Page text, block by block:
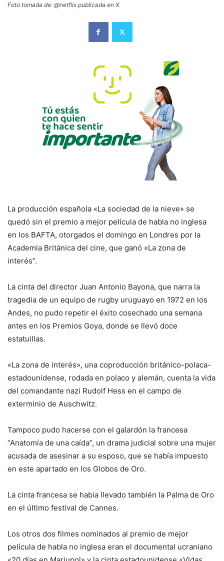
Foto tomada de: @netflix publicada en X
La producción española «La sociedad de la nieve» se
quedó sin el premio a mejor película de habla no inglesa
en los BAFTA, otorgados el domingo en Londres por la
Academia Británica del cine, que ganó «La zona de
interés”.
La cinta del director Juan Antonio Bayona, que narra la
tragedia de un equipo de rugby uruguayo en 1972 en los
Andes, no pudo repetir el éxito cosechado una semana
antes en los Premios Goya, donde se llevó doce
estatuillas.
«La zona de interés», una coproducción británico-polaca-
estadounidense, rodada en polaco y alemán, cuenta la vida
del comandante nazi Rudolf Hess en el campo de
exterminio de Auschwitz.
Tampoco pudo hacerse con el galardón la francesa
“Anatomía de una caída”, un drama judicial sobre una mujer
acusada de asesinar a su esposo, que se había impuesto
en este apartado en los Globos de Oro.
La cinta francesa se había llevado también la Palma de Oro
en el último festival de Cannes.
Los otros dos filmes nominados al premio de mejor
película de habla no inglesa eran el documental ucraniano